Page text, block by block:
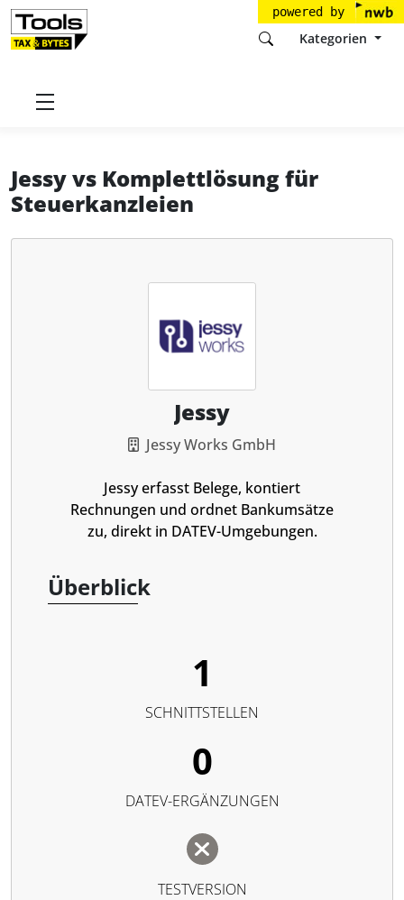
powered by
Kategorien
Startseite
Jessyvs Komplettlösung für
Steuerkanzleien
Jessy
Jessy Works GmbH
Jessy erfasst Belege, kontiert
Rechnungen und ordnet Bankumsätze
zu, direkt in DATEV-Umgebungen.
Überblick
1
SCHNITTSTELLEN
0
DATEV-ERGÄNZUNGEN
TESTVERSION